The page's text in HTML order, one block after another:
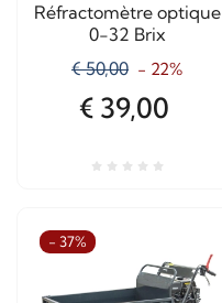
Réfractomètre optique
0-32 Brix
€ 50,00 - 22%
€ 39,00
- 37%